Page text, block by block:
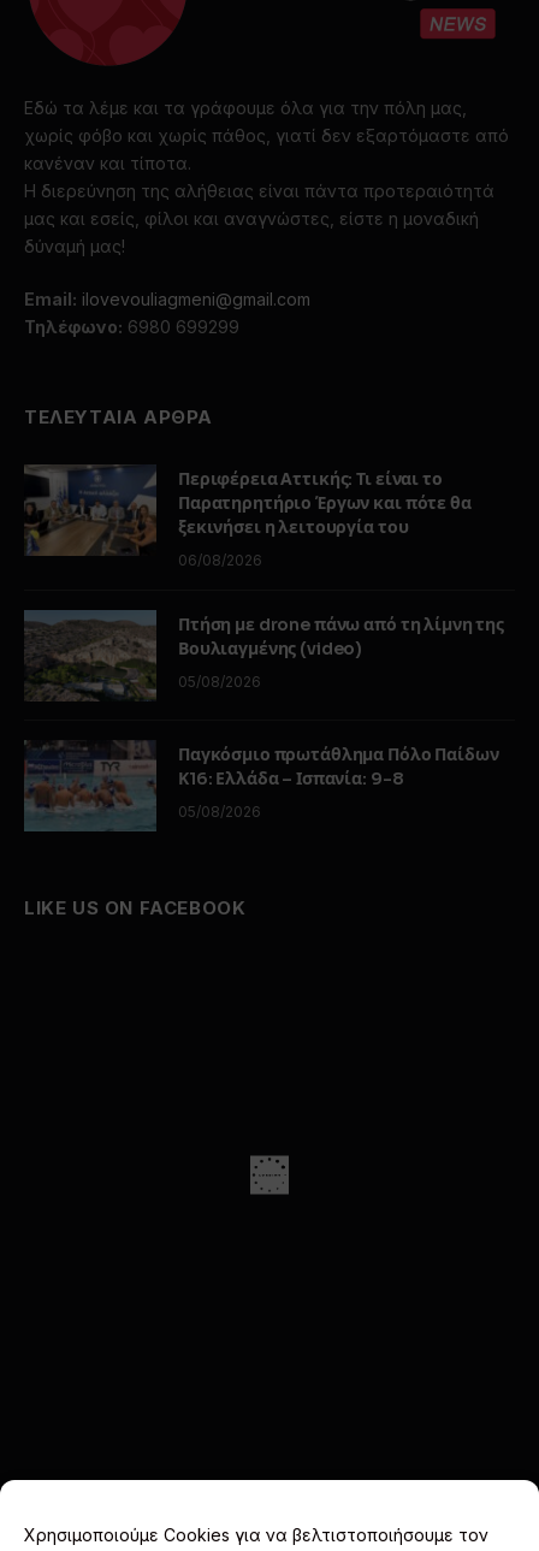
Χρησιμοποιούμε Cookies για να βελτιστοποιήσουμε τον
Εδώ τα λέμε και τα γράφουμε όλα για την πόλη μας,
χωρίς φόβο και χωρίς πάθος, γιατί δεν εξαρτόμαστε από
κανέναν και τίποτα.
Η διερεύνηση της αλήθειας είναι πάντα προτεραιότητά
μας και εσείς, φίλοι και αναγνώστες, είστε η μοναδική
δύναμή μας!
Email: ilovevouliagmeni@gmail.com
Τηλέφωνο: 6980 699299
ΤΕΛΕΥΤΑΙΑ ΑΡΘΡΑ
Περιφέρεια Αττικής: Τι είναι το
Παρατηρητήριο Έργων και πότε θα
ξεκινήσει η λειτουργία του
06/08/2026
Πτήση με drone πάνω από τη λίμνη της
Βουλιαγμένης (video)
05/08/2026
Παγκόσμιο πρωτάθλημα Πόλο Παίδων
Κ16: Ελλάδα – Ισπανία: 9-8
05/08/2026
LIKE US ON FACEBOOK